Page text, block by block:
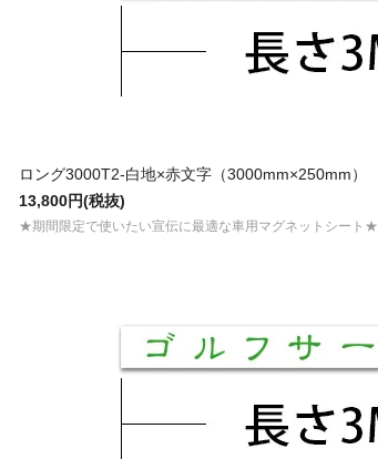
ロング3000T2-白地×赤文字（3000mm×250mm）
13,800円(税抜)
★期間限定で使いたい宣伝に最適な車用マグネットシート★